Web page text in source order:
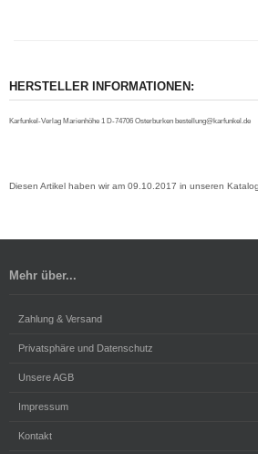
HERSTELLER INFORMATIONEN:
Karfunkel-Verlag Marienhöhe 1 D-74706 Osterburken bestellung@karfunkel.de
Diesen Artikel haben wir am 09.10.2017 in unseren
Mehr über...
Zahlung & Versand
Privatsphäre und Datenschutz
Unsere AGB
Impressum
Kontakt